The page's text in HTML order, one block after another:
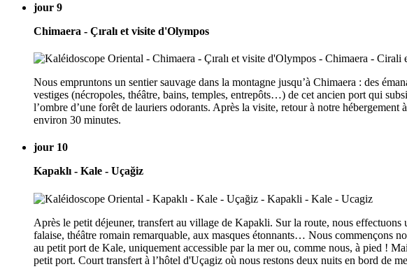
jour 9
Chimaera - Çıralı et visite d'Olympos
Nous empruntons un sentier sauvage dans la montagne jusqu’à Chimaera : des
vestiges (nécropoles, théâtre, bains, temples, entrepôts…) de cet ancien port qui
l’ombre d’une forêt de lauriers odorants. Après la visite, retour à notre
environ 30 minutes.
jour 10
Kapaklı - Kale - Uçağiz
Après le petit déjeuner, transfert au village de Kapakli. Sur la route, nous
falaise, théâtre romain remarquable, aux masques étonnants… Nous commençons
au petit port de Kale, uniquement accessible par la mer ou, comme nous, à pied !
petit port. Court transfert à l’hôtel d'Uçagiz où nous restons deux nuits en bord de